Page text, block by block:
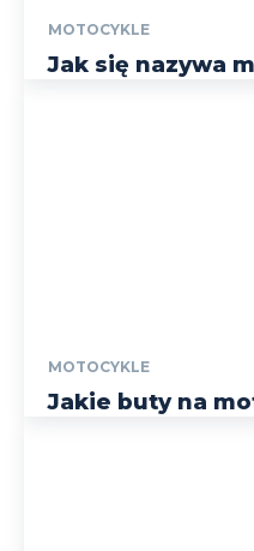
MOTOCYKLE
Jak się nazywa
MOTOCYKLE
Jakie buty na